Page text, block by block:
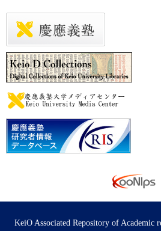
KeiO Associated Repository of Academic